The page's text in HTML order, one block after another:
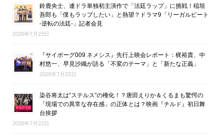
鈴鹿央士、連ドラ単独初主演作で「法廷ラップ」に挑戦！稲垣
吾郎も「僕もラップしたい」と熱望？ドラマ9「リーガルビート
-逆転の法廷-」記者会見
2026年7月23日
『サイボーグ009 ネメシス』先行上映会レポート：梶裕貴、中
村悠一、早見沙織が語る「不変のテーマ」と「新たな正義」
2026年7月22日
染谷将太は“ステルス”の権化！？唐田えりか＆くるまも驚愕の
「現場での異常な存在感」の正体とは？映画『チルド』初日舞
台挨拶
2026年7月22日